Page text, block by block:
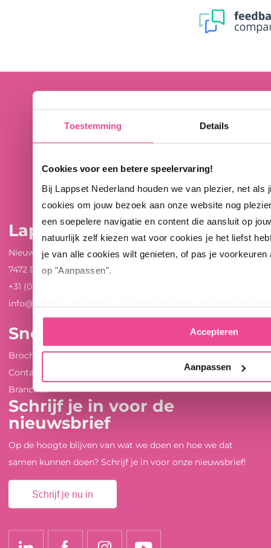
Toestemming Details
Cookies voor een betere speelervaring!
Bij Lappset Nederland houden we van plezier, net als
cookies om jouw bezoek aan onze website nog
een soepelere navigatie en content die aansluit op
natuurlijk zelf kiezen wat voor cookies je het liefst
je van alle cookies wilt genieten, of pas je voorkeuren
op "Aanpassen".
Accepteren
Aanpassen
Lappset Nederland
Nieuwenkampsmaten 12
7472 DE Goor
+31 (0)547 289 410
info@lappset.nl
Snel naar ...
Brochures en whitepapers
Contact
Branches
Schrijf je in voor de
nieuwsbrief
Op de hoogte blijven van wat we doen en hoe we dat
samen kunnen doen? Schrijf je in voor onze nieuwsbrief!
Schrijf je nu in